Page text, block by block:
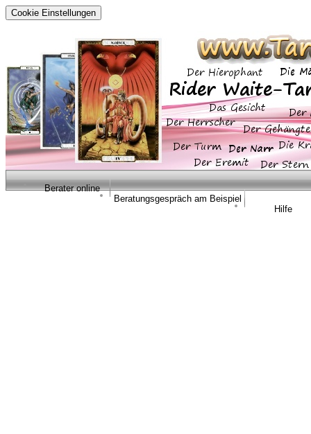
Cookie Einstellungen
Berater online
Beratungsgespräch am Beispiel
Hilfe